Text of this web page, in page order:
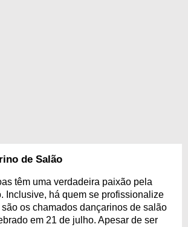
de Salão
têm uma verdadeira paixão pela
Inclusive, há quem se profissionalize
os chamados dançarinos de salão
em 21 de julho. Apesar de ser